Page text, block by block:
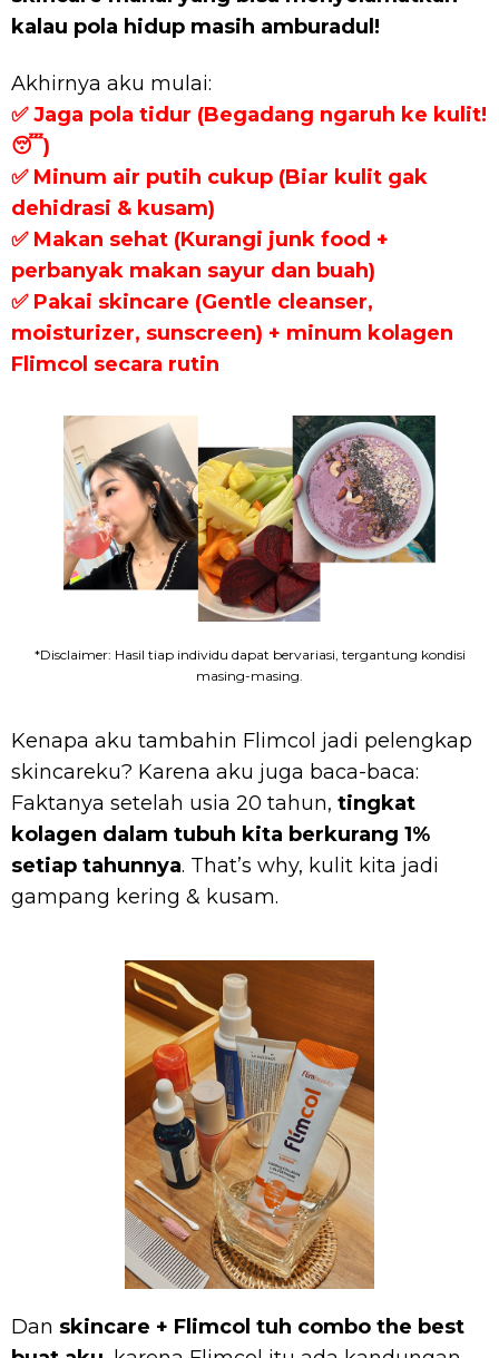
kalau pola hidup masih amburadul!
Akhirnya aku mulai:
✅ Jaga pola tidur (Begadang ngaruh ke kulit!
😴)
✅ Minum air putih cukup (Biar kulit gak
dehidrasi & kusam)
✅ Makan sehat (Kurangi junk food +
perbanyak makan sayur dan buah)
✅ Pakai skincare (Gentle cleanser,
moisturizer, sunscreen) + minum kolagen
Flimcol secara rutin
*Disclaimer: Hasil tiap individu dapat bervariasi, tergantung kondisi
masing-masing.
Kenapa aku tambahin Flimcol jadi pelengkap
skincareku? Karena aku juga baca-baca:
Faktanya setelah usia 20 tahun, tingkat
kolagen dalam tubuh kita berkurang 1%
setiap tahunnya. That’s why, kulit kita jadi
gampang kering & kusam.
Dan skincare + Flimcol tuh combo the best